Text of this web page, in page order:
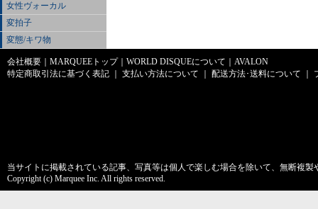
女性ヴォーカル
変拍子
変態/キワ物
会社概要 MARQUEEトップ｜ WORLD DISQUEについて
AVALON
特定商取引法に基づく表記
支払い方法について 配送方法･送料について
当サイトに掲載されている記事、写真等は個人で楽しむ場合を除いて、無断複
Copyright (c) Marquee Inc. All rights reserved.